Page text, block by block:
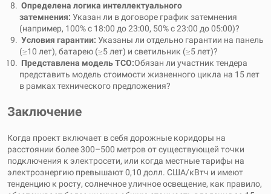
Определена логика интеллектуального
затемнения: Указан ли в договоре график затемнения
(например, 100% с 18:00 до 23:00, 50% с 23:00 до 05:00)?
Условия гарантии: Указаны ли отдельно гарантии на панель
(≥10 лет), батарею (≥5 лет) и светильник (≥5 лет)?
Представлена ​​модель TCO:Обязан ли участник тендера
представить модель стоимости жизненного цикла на 15 лет
в рамках технического предложения?
Заключение
Когда проект включает в себя дорожные коридоры на
расстоянии более 300–500 метров от существующей точки
подключения к электросети, или когда местные тарифы на
электроэнергию превышают 0,10 долл. США/кВтч и имеют
тенденцию к росту, солнечное уличное освещение, как правило,